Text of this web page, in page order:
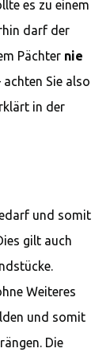
es zu einem
darf der
Pächter nie
achten Sie also
in der
und somit
gilt auch
Weiteres
und somit
Die